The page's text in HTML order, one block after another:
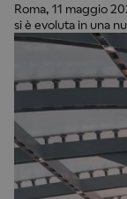
Roma, 11 maggio
si è evoluta in una